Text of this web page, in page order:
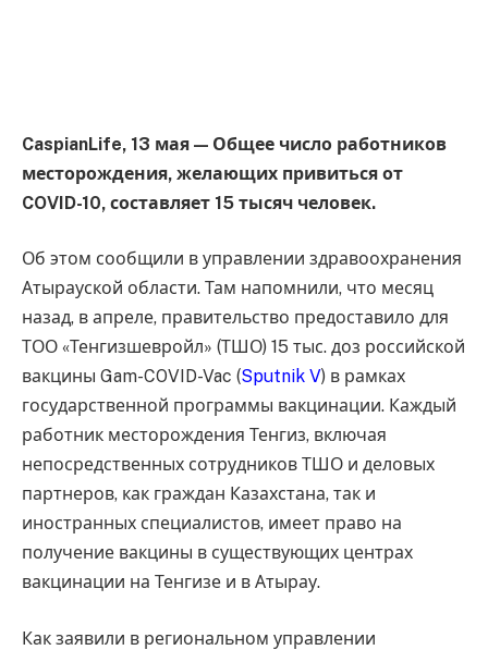
CaspianLife, 13 мая — Общее число работников
месторождения, желающих привиться от
COVID-10, составляет 15 тысяч человек.
Об этом сообщили в управлении здравоохранения
Атырауской области. Там напомнили, что месяц
назад, в апреле, правительство предоставило для
ТОО «Тенгизшевройл» (ТШО) 15 тыс. доз российской
вакцины Gam-COVID-Vac (Sputnik V) в рамках
государственной программы вакцинации. Каждый
работник месторождения Тенгиз, включая
непосредственных сотрудников ТШО и деловых
партнеров, как граждан Казахстана, так и
иностранных специалистов, имеет право на
получение вакцины в существующих центрах
вакцинации на Тенгизе и в Атырау.
Как заявили в региональном управлении